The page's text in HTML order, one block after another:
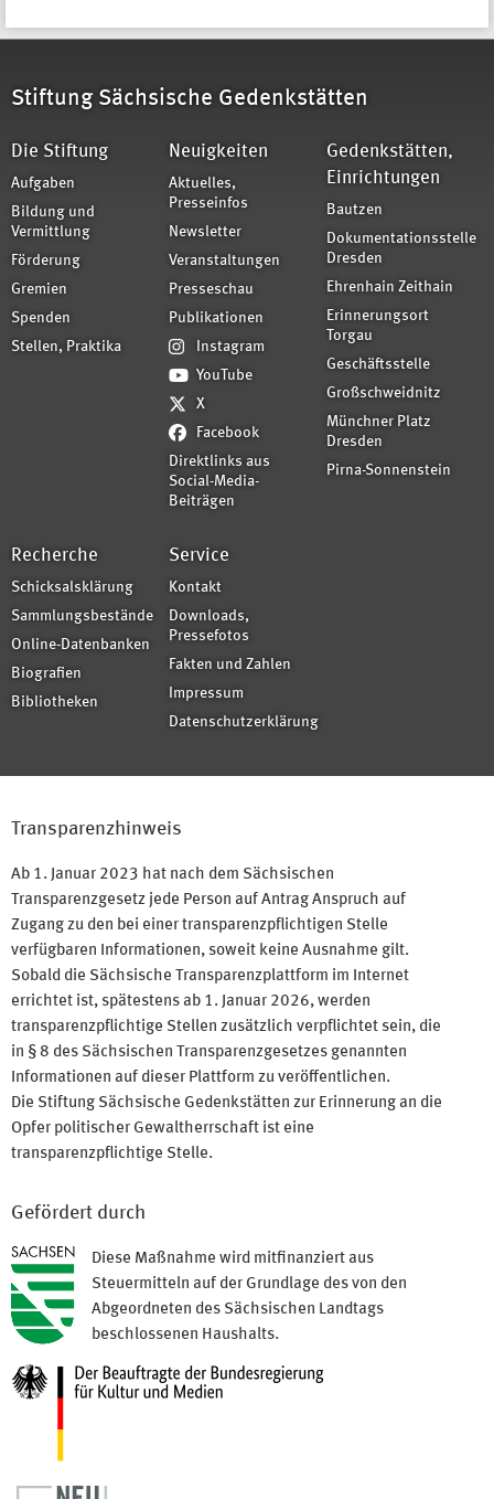
Stiftung Sächsische Gedenkstätten
Die Stiftung
Aufgaben
Bildung und
Vermittlung
Förderung
Gremien
Spenden
Stellen, Praktika
Neuigkeiten
Aktuelles,
Presseinfos
Newsletter
Veranstaltungen
Presseschau
Publikationen
Instagram
YouTube
X
Facebook
Direktlinks aus
Social-Media-
Beiträgen
Gedenkstätten,
Einrichtungen
Bautzen
Dokumentationsstelle
Dresden
Ehrenhain Zeithain
Erinnerungsort
Torgau
Geschäftsstelle
Großschweidnitz
Münchner Platz
Dresden
Pirna-Sonnenstein
Recherche
Schicksalsklärung
Sammlungsbestände
Online-Datenbanken
Biografien
Bibliotheken
Service
Kontakt
Downloads,
Pressefotos
Fakten und Zahlen
Impressum
Datenschutzerklärung
Transparenzhinweis
Ab 1. Januar 2023 hat nach dem Sächsischen
Transparenzgesetz jede Person auf Antrag Anspruch auf
Zugang zu den bei einer transparenzpflichtigen Stelle
verfügbaren Informationen, soweit keine Ausnahme gilt.
Sobald die Sächsische Transparenzplattform im Internet
errichtet ist, spätestens ab 1. Januar 2026, werden
transparenzpflichtige Stellen zusätzlich verpflichtet sein, die
in § 8 des Sächsischen Transparenzgesetzes genannten
Informationen auf dieser Plattform zu veröffentlichen.
Die Stiftung Sächsische Gedenkstätten zur Erinnerung an die
Opfer politischer Gewaltherrschaft ist eine
transparenzpflichtige Stelle.
Gefördert durch
Diese Maßnahme wird mitfinanziert aus
Steuermitteln auf der Grundlage des von den
Abgeordneten des Sächsischen Landtags
beschlossenen Haushalts.